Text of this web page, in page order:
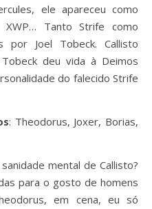
ele apareceu como
Tanto Strife como
por Joel Tobeck. Callisto
deu vida à Deimos
do falecido Strife
: Theodorus, Joxer, Borias,
mental de Callisto?
para o gosto de homens
em cena, eu só